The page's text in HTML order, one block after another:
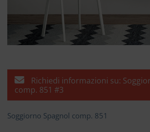
Richiedi informazioni su:
comp. 851 #3
Soggiorno Spagnol comp. 851